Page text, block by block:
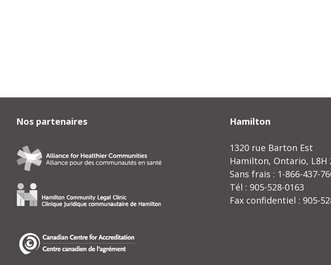
Nos partenaires Hamilton
1320 rue Barton Est
Hamilton, Ontario, L8H
Sans frais : 1-866-437-
Tél : 905-528-0163
Fax confidentiel : 905-